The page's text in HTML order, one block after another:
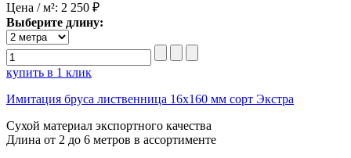
Цена / м²: 2 250 ₽
Выберите длину:
купить в 1 клик
Имитация бруса лиственница 16х160 мм сорт Экстра
Сухой материал экспортного качества
Длина от 2 до 6 метров в ассортименте